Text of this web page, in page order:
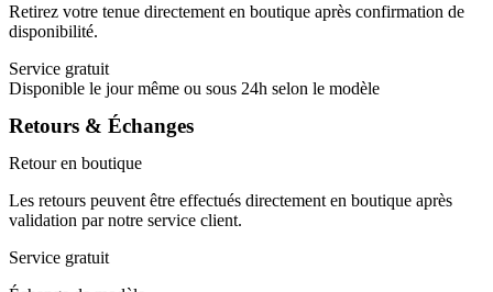
Retirez votre tenue directement en boutique après confirmation de
disponibilité.
Service gratuit
Disponible le jour même ou sous 24h selon le modèle
Retours & Échanges
Retour en boutique
Les retours peuvent être effectués directement en boutique après
validation par notre service client.
Service gratuit